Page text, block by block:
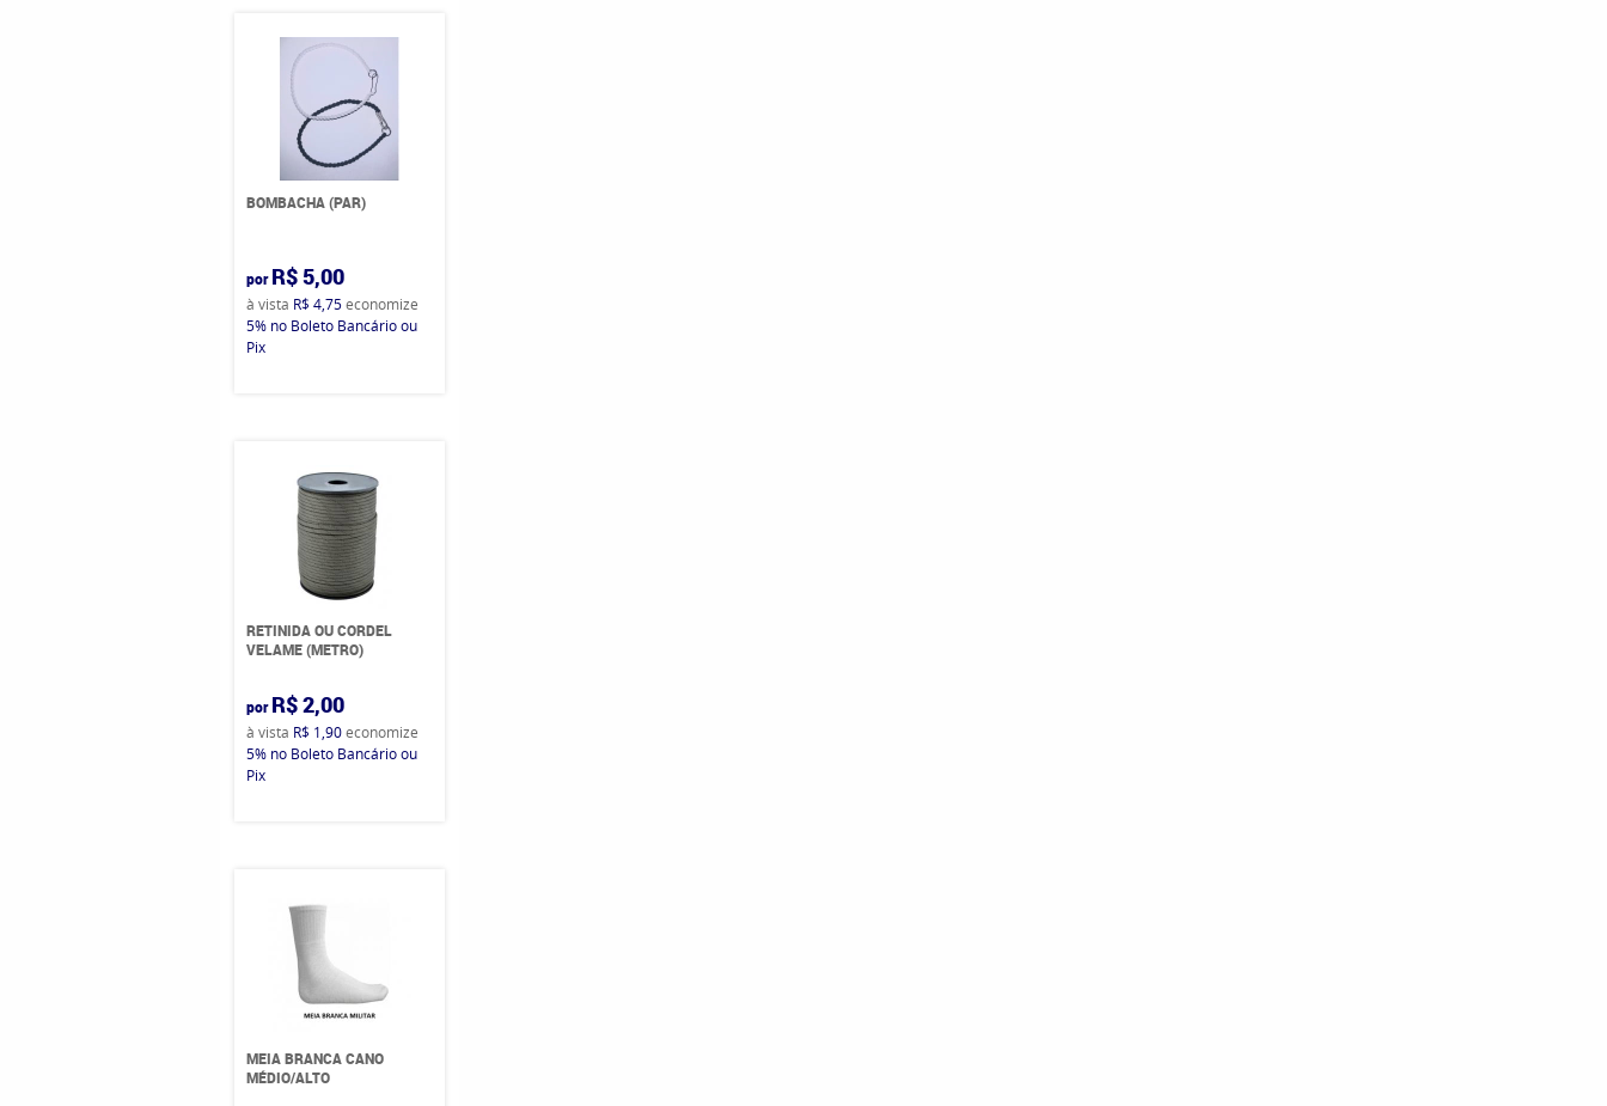
BOMBACHA (PAR)
por R$ 5,00
à vista R$ 4,75economize
5% no Boleto Bancário ou
Pix
RETINIDA OU CORDEL
VELAME (METRO)
por R$ 2,00
à vista R$ 1,90economize
5% no Boleto Bancário ou
Pix
MEIA BRANCA CANO
MÉDIO/ALTO